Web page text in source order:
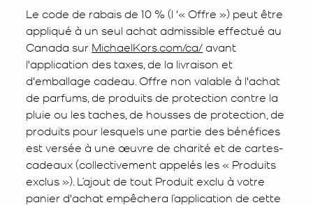
Le code de rabais de 10 % (l '« Offre ») peut être
appliqué à un seul achat admissible effectué au
Canada sur MichaelKors.com/ca/avant
l'application des taxes, de la livraison et
d'emballage cadeau. Offre non valable à l'achat
de parfums, de produits de protection contre la
pluie ou les taches, de housses de protection, de
produits pour lesquels une partie des bénéfices
est versée à une œuvre de charité et de cartes-
cadeaux (collectivement appelés les « Produits
exclus »). L’ajout de tout Produit exclu à votre
panier d'achat empêchera l’application de cette